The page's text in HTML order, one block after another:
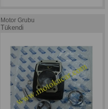
Motor Grubu
Tükendi